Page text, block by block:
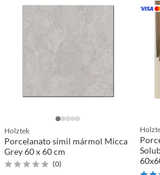
Holztek
Porcelanato símil mármol Micca
Grey 60 x 60 cm
(0)